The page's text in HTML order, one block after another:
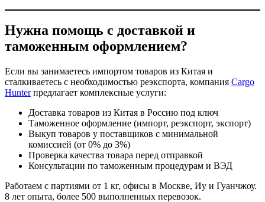
Нужна помощь с доставкой и
таможенным оформлением?
Если вы занимаетесь импортом товаров из Китая и
сталкиваетесь с необходимостью реэкспорта, компания Cargo
Hunterпредлагает комплексные услуги:
Доставка товаров из Китая в Россию под ключ
Таможенное оформление (импорт, реэкспорт, экспорт)
Выкуп товаров у поставщиков с минимальной
комиссией (от 0% до 3%)
Проверка качества товара перед отправкой
Консультации по таможенным процедурам и ВЭД
Работаем с партиями от 1 кг, офисы в Москве, Иу и Гуанчжоу.
8 лет опыта, более 500 выполненных перевозок.